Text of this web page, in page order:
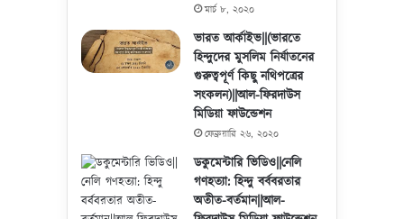
মার্চ ৮, ২০২০
ভারত আর্কাইভ||(ভারতে
হিন্দুদের মুসলিম নির্যাতনের
গুরুত্বপূর্ণ কিছু নথিপত্রের
সংকলন)||আল-ফিরদাউস
মিডিয়া ফাউন্ডেশন
ফেব্রুয়ারি ২৬, ২০২০
ডকুমেন্টারি ভিডিও||নেলি
গণহত্যা: হিন্দু বর্ববরতার
অতীত-বর্তমান||আল-